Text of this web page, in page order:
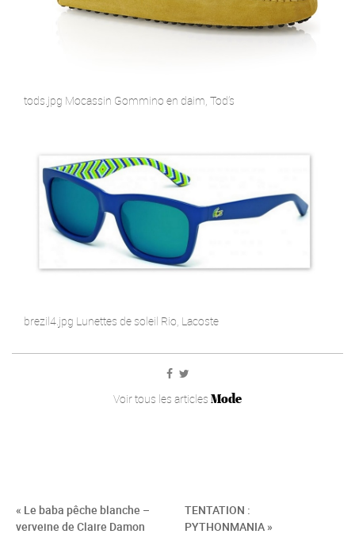
tods.jpg Mocassin Gommino en daim, Tod’s
brezil4.jpg Lunettes de soleil Rio, Lacoste
Voir tous les articles Mode
« Le baba pêche blanche –
verveine de Claire Damon
TENTATION :
PYTHONMANIA »